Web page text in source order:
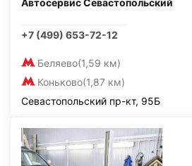
Автосервис Севастопольский
+7 (499) 653-72-12
Беляево(1,59 км)
Коньково(1,87 км)
Севастопольский пр-кт, 95Б